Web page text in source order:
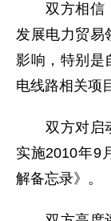
双方相信，
发展电力贸易
影响，特别是
电线路相关项
双方对启动
实施2010年9
解备忘录》。